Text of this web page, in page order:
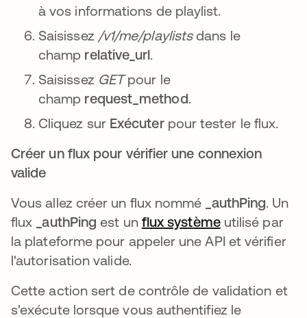
à vos informations de playlist.
Saisissez /v1/me/playlistsdans le
champ relative_url
Saisissez GETpour le
champ request_method
Cliquez sur Exécuterpour tester le flux.
Créer un flux pour vérifier une connexion
valide
Vous allez créer un flux nommé
_authPing . Un
flux
_authPing est un flux systèmes’ouvre dans
utilisé par
la plateforme pour appeler une API et vérifier
l'autorisation valide.
Cette action sert de contrôle de validation et
s'exécute lorsque vous authentifiez le